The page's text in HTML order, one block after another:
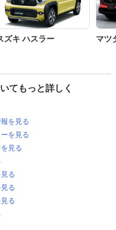
ズキ ハスラー マツ
てもっと詳しく
を見る
を見る
見る
る
る
る